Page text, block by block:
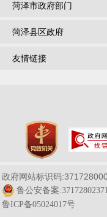
菏泽市政府部门
菏泽县区政府
友情链接
政府网站标识码
鲁公安备案
鲁ICP备05024017号